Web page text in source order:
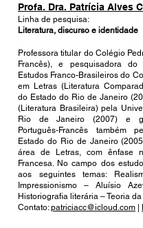
Profa. Dra. Patrícia Alves
Linha de pesquisa:
Literatura, discurso e identidade
Professora titular do Colégio
Francês), e pesquisadora
Estudos Franco-Brasileiros do
em Letras (Literatura
do Estado do Rio de Janeiro
(Literatura Brasileira) pela
Rio de Janeiro (2007) e
Português-Francês também
Estado do Rio de Janeiro
área de Letras, com ênfase
Francesa. No campo dos
aos seguintes temas:
Impressionismo – Aluísio
Historiografia literária – Teoria
Contato:patriciacc@icloud.com